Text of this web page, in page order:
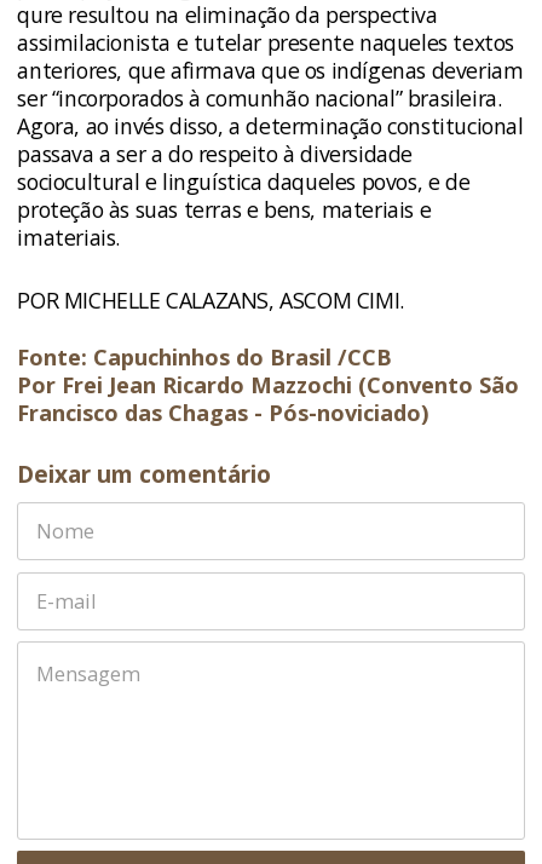
qure resultou na eliminação da perspectiva
assimilacionista e tutelar presente naqueles textos
anteriores, que afirmava que os indígenas deveriam
ser “incorporados à comunhão nacional” brasileira.
Agora, ao invés disso, a determinação constitucional
passava a ser a do respeito à diversidade
sociocultural e linguística daqueles povos, e de
proteção às suas terras e bens, materiais e
imateriais.
POR MICHELLE CALAZANS, ASCOM CIMI.
Fonte: Capuchinhos do Brasil /CCB
Por Frei Jean Ricardo Mazzochi (Convento São
Francisco das Chagas - Pós-noviciado)
Deixar um comentário